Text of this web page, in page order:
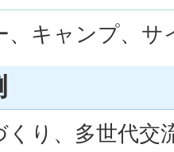
、キャンプ、サ
り、多世代交